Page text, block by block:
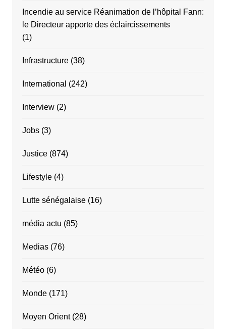
Incendie au service Réanimation de l’hôpital Fann:
le Directeur apporte des éclaircissements
(1)
Infrastructure(38)
International (242)
Interview(2)
Jobs(3)
Justice(874)
Lifestyle(4)
Lutte sénégalaise(16)
média actu (85)
Medias(76)
Météo(6)
Monde(171)
Moyen Orient(28)